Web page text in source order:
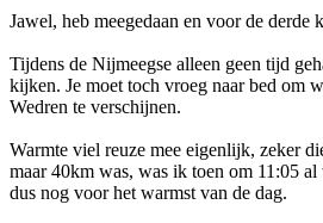
Jawel, heb meegedaan en voor de derde
Tijdens de Nijmeegse alleen geen tijd
kijken. Je moet toch vroeg naar bed om
Wedren te verschijnen.
Warmte viel reuze mee eigenlijk, zeker
maar 40km was, was ik toen om 11:05
dus nog voor het warmst van de dag.